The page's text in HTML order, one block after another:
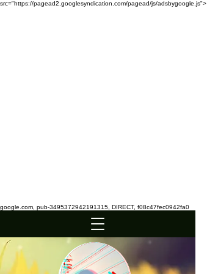
src="https://pagead2.googlesyndication.com/pagead/js/adsbygoogle.js">
google.com, pub-3495372942191315, DIRECT, f08c47fec0942fa0